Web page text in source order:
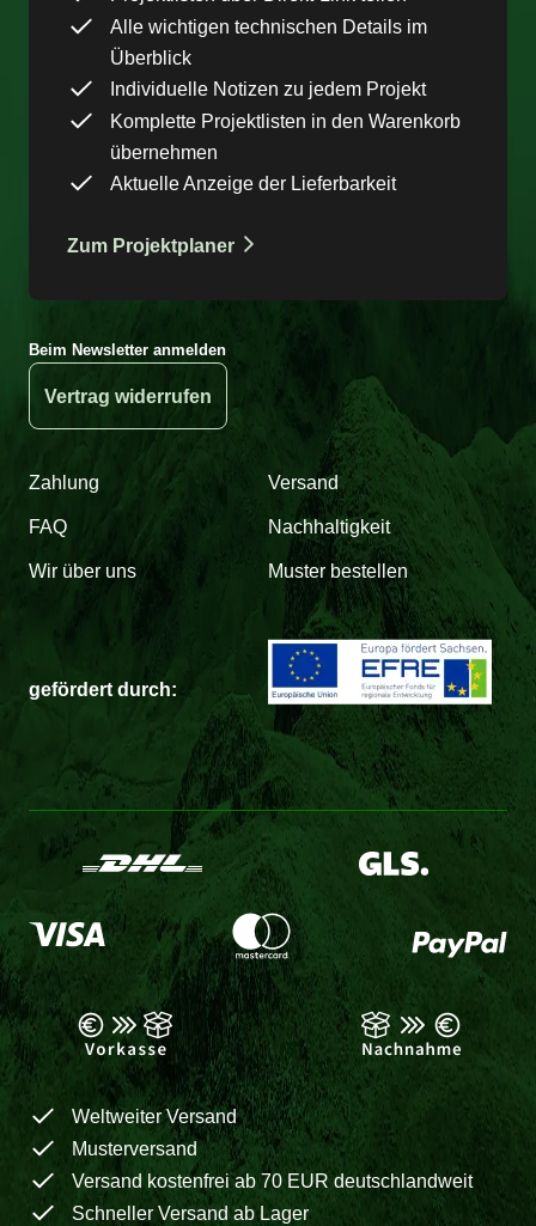
Alle wichtigen technischen Details im
Überblick
Individuelle Notizen zu jedem Projekt
Komplette Projektlisten in den Warenkorb
übernehmen
Aktuelle Anzeige der Lieferbarkeit
Zum Projektplaner
Beim Newsletter anmelden
Vertrag widerrufen
Zahlung Versand
FAQ Nachhaltigkeit
Wir über uns Muster bestellen
gefördert durch:
Weltweiter Versand
Musterversand
Versand kostenfrei ab 70 EUR deutschlandweit
Schneller Versand ab Lager